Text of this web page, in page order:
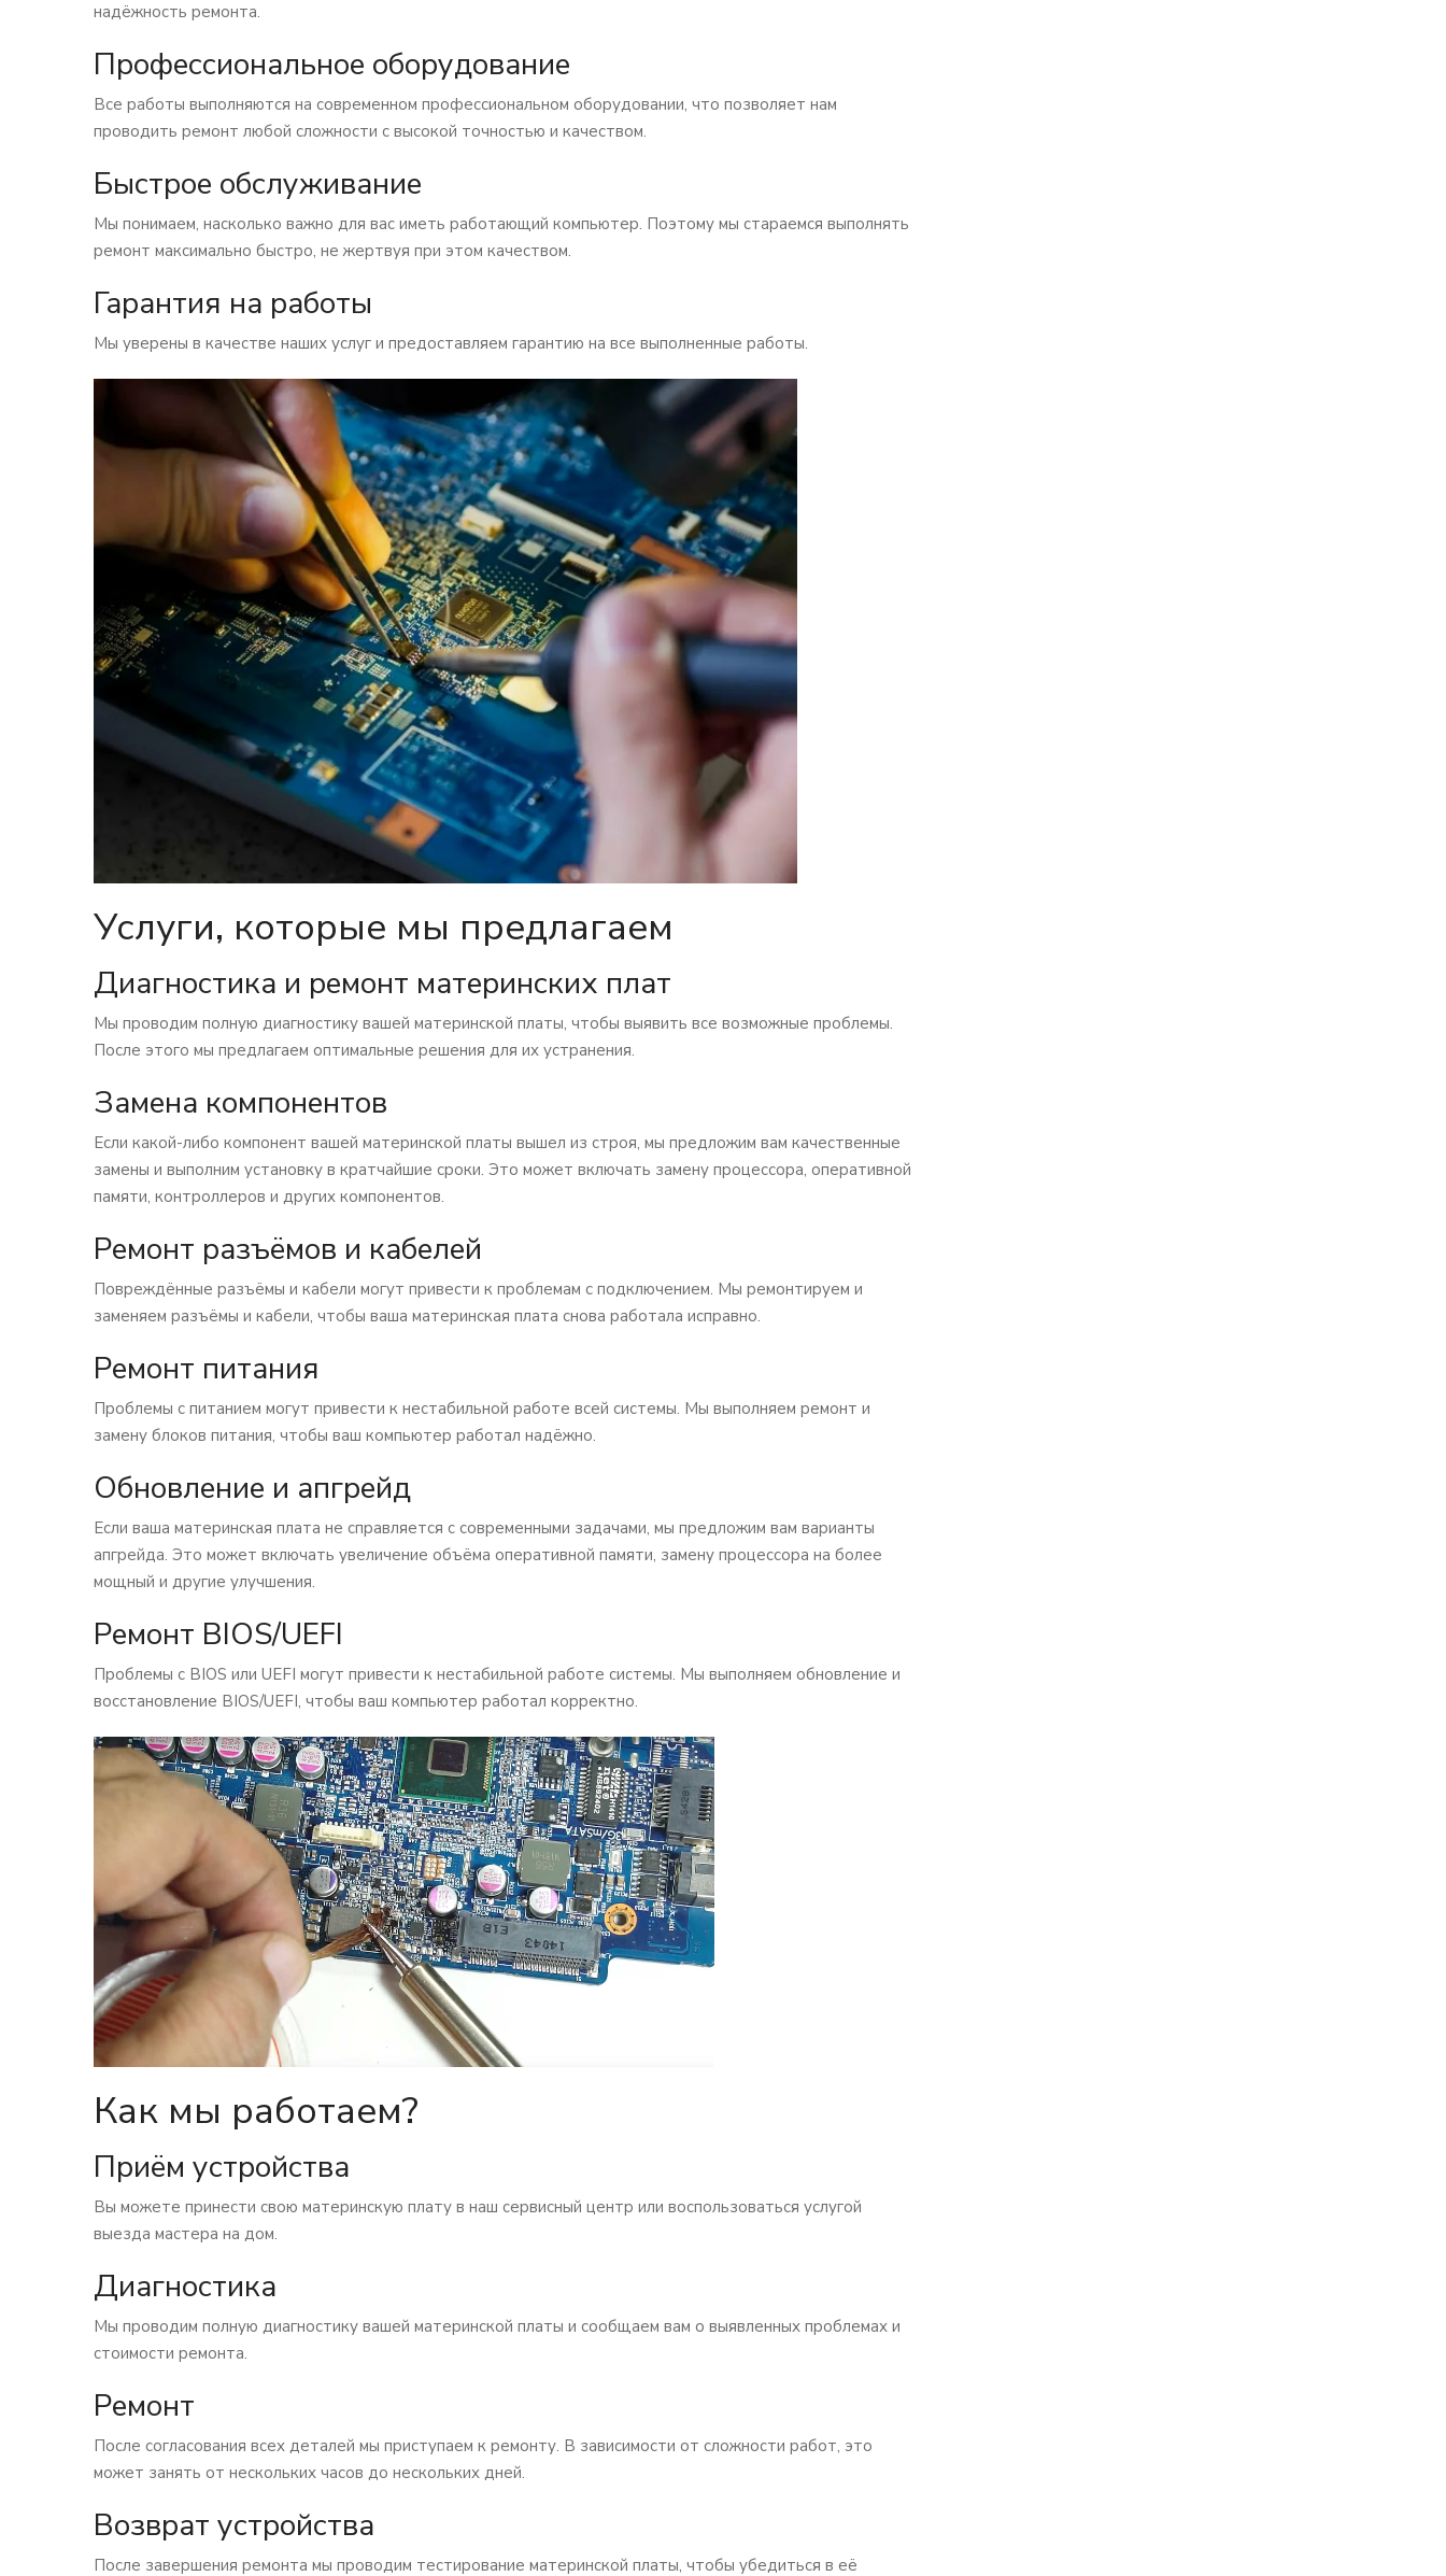
надёжность ремонта.
Профессиональное оборудование
Все работы выполняются на современном профессиональном оборудовании, что позволяет нам
проводить ремонт любой сложности с высокой точностью и качеством.
Быстрое обслуживание
Мы понимаем, насколько важно для вас иметь работающий компьютер. Поэтому мы стараемся выполнять
ремонт максимально быстро, не жертвуя при этом качеством.
Гарантия на работы
Мы уверены в качестве наших услуг и предоставляем гарантию на все выполненные работы.
Услуги, которые мы предлагаем
Диагностика и ремонт материнских плат
Мы проводим полную диагностику вашей материнской платы, чтобы выявить все возможные проблемы.
После этого мы предлагаем оптимальные решения для их устранения.
Замена компонентов
Если какой-либо компонент вашей материнской платы вышел из строя, мы предложим вам качественные
замены и выполним установку в кратчайшие сроки. Это может включать замену процессора, оперативной
памяти, контроллеров и других компонентов.
Ремонт разъёмов и кабелей
Повреждённые разъёмы и кабели могут привести к проблемам с подключением. Мы ремонтируем и
заменяем разъёмы и кабели, чтобы ваша материнская плата снова работала исправно.
Ремонт питания
Проблемы с питанием могут привести к нестабильной работе всей системы. Мы выполняем ремонт и
замену блоков питания, чтобы ваш компьютер работал надёжно.
Обновление и апгрейд
Если ваша материнская плата не справляется с современными задачами, мы предложим вам варианты
апгрейда. Это может включать увеличение объёма оперативной памяти, замену процессора на более
мощный и другие улучшения.
Ремонт BIOS/UEFI
Проблемы с BIOS или UEFI могут привести к нестабильной работе системы. Мы выполняем обновление и
восстановление BIOS/UEFI, чтобы ваш компьютер работал корректно.
Как мы работаем?
Приём устройства
Вы можете принести свою материнскую плату в наш сервисный центр или воспользоваться услугой
выезда мастера на дом.
Диагностика
Мы проводим полную диагностику вашей материнской платы и сообщаем вам о выявленных проблемах и
стоимости ремонта.
Ремонт
После согласования всех деталей мы приступаем к ремонту. В зависимости от сложности работ, это
может занять от нескольких часов до нескольких дней.
Возврат устройства
После завершения ремонта мы проводим тестирование материнской платы, чтобы убедиться в её